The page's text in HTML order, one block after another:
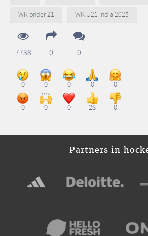
WK onder 21
WK U21 India 2025
7738 0 0
0 0 0 0 0
0 0 0 28 0
Partners in